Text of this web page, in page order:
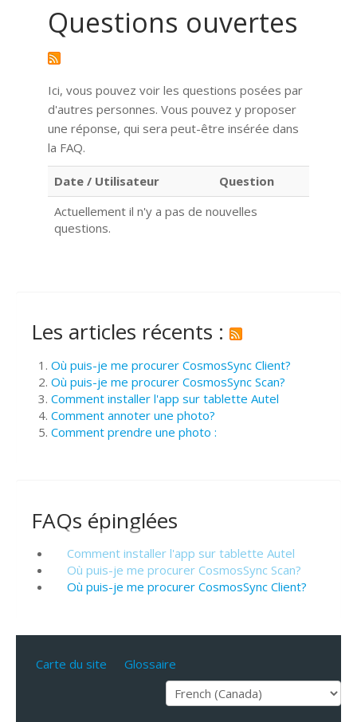
Questions ouvertes
Ici, vous pouvez voir les questions posées par
d'autres personnes. Vous pouvez y proposer
une réponse, qui sera peut-être insérée dans
la FAQ.
Date / Utilisateur
Question
Actuellement il n'y a pas de nouvelles
questions.
Les articles récents :
Où puis-je me procurer CosmosSync Client?
Où puis-je me procurer CosmosSync Scan?
Comment installer l'app sur tablette Autel
Comment annoter une photo?
Comment prendre une photo :
FAQs épinglées
Comment installer l'app sur tablette Autel
Où puis-je me procurer CosmosSync Scan?
Où puis-je me procurer CosmosSync Client?
Carte du site Glossaire